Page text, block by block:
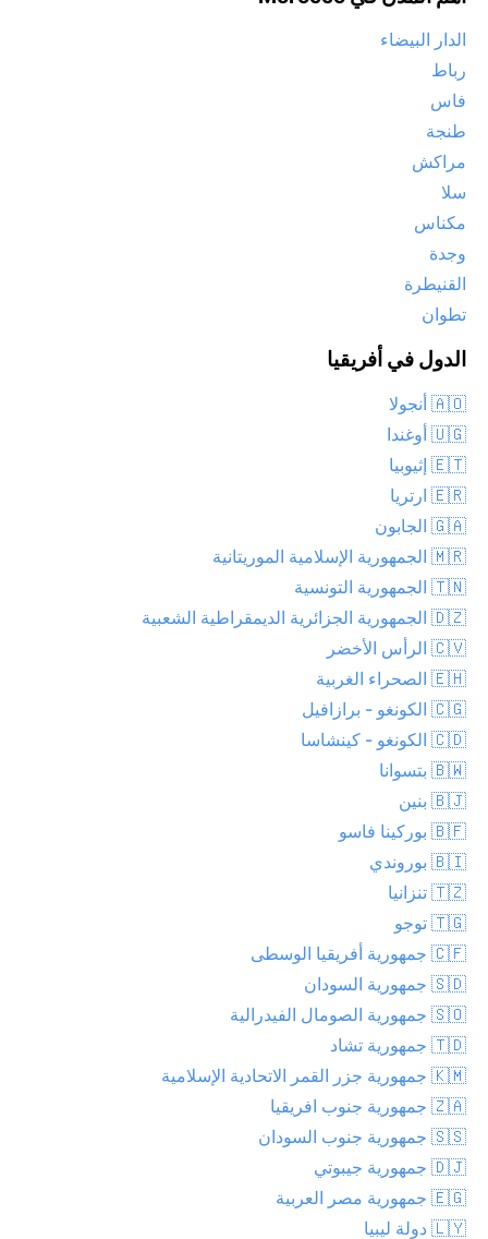
الدار البيضاء
رباط
فاس
طنجة
مراكش
سلا
مكناس
وجدة
القنيطرة
تطوان
الدول في أفريقيا
🇦🇴 أنجولا
🇺🇬 أوغندا
🇪🇹 إثيوبيا
🇪🇷 ارتريا
🇬🇦 الجابون
🇲🇷 الجمهورية الإسلامية الموريتانية
🇹🇳 الجمهورية التونسية
🇩🇿 الجمهورية الجزائرية الديمقراطية الشعبية
🇨🇻 الرأس الأخضر
🇪🇭 الصحراء الغربية
🇨🇬 الكونغو - برازافيل
🇨🇩 الكونغو - كينشاسا
🇧🇼 بتسوانا
🇧🇯 بنين
🇧🇫 بوركينا فاسو
🇧🇮 بوروندي
🇹🇿 تنزانيا
🇹🇬 توجو
🇨🇫 جمهورية أفريقيا الوسطى
🇸🇩 جمهورية السودان
🇸🇴 جمهورية الصومال الفيدرالية
🇹🇩 جمهورية تشاد
🇰🇲 جمهورية جزر القمر الاتحادية الإسلامية
🇿🇦 جمهورية جنوب افريقيا
🇸🇸 جمهورية جنوب السودان
🇩🇯 جمهورية جيبوتي
🇪🇬 جمهورية مصر العربية
🇱🇾 دولة ليبيا